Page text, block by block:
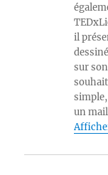
il
sur
un